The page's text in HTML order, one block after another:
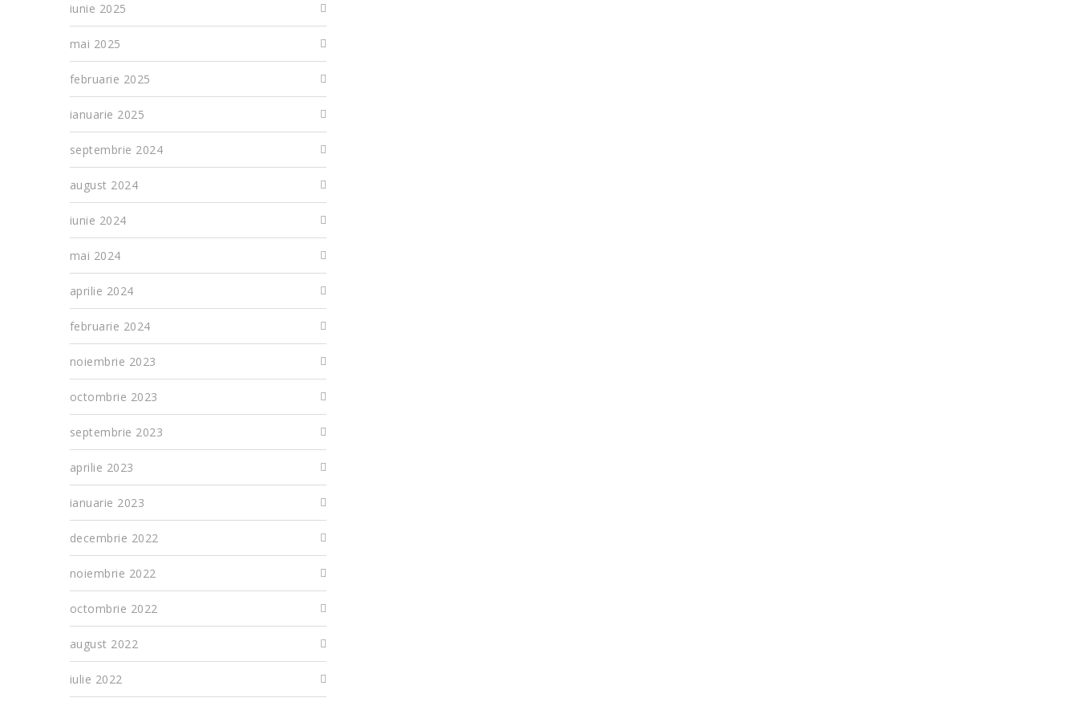
iunie 2025
mai 2025
februarie 2025
ianuarie 2025
septembrie 2024
august 2024
iunie 2024
mai 2024
aprilie 2024
februarie 2024
noiembrie 2023
octombrie 2023
septembrie 2023
aprilie 2023
ianuarie 2023
decembrie 2022
noiembrie 2022
octombrie 2022
august 2022
iulie 2022